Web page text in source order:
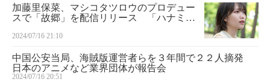
加藤里保菜、マシコタツロウのプロデュー
スで「故郷」を配信リリース 「ハナミズ
2024/07/16 21:10
中国公安当局、海賊版運営者らを３年間で２２人摘発
日本のアニメなど業界団体が報告会
2024/07/16 20:51